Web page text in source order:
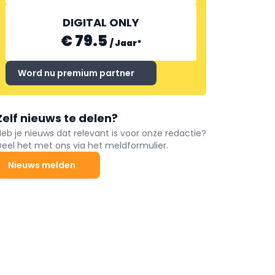
DIGITAL ONLY
€ 79.5 /Jaar*
Word nu premium partner
nieuws te delen?
je nieuws dat relevant is voor onze redactie?
het met ons via het meldformulier.
Nieuws melden